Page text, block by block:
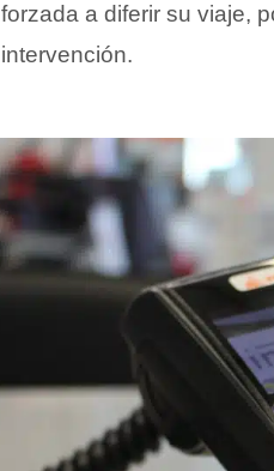
forzada a diferir su viaje,
intervención.